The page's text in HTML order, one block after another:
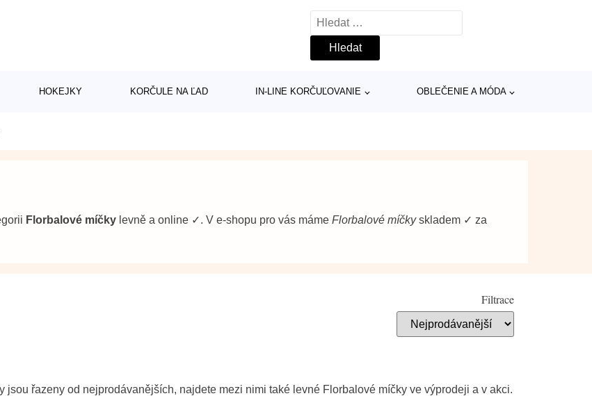
Vyhledávání
HOKEJKY KORČULE NA ĽAD IN-LINE KORČUĽOVANIE OBLEČENIE A MÓDA
Florbalové míčky levně a online ✓. V e-shopu pro vás máme Florbalové míčkyskladem ✓ za
Filtrace
řazeny od nejprodávanějších, najdete mezi nimi také levné Florbalové míčky ve výprodeji a v akci.